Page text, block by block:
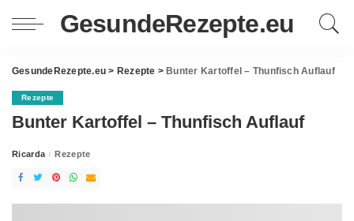
GesundeRezepte.eu
GesundeRezepte.eu > Rezepte > Bunter Kartoffel – Thunfisch Auflauf
Rezepte
Bunter Kartoffel – Thunfisch Auflauf
Posted
Ricarda Rezepte